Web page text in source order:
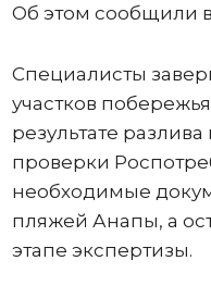
Об этом сообщили
Специалисты
участков
результате
проверки
необходимые
пляжей Анапы, а
этапе экспертизы.